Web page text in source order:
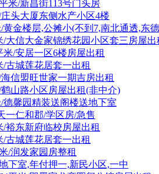
米/新昌街113号门头房
庄头大厦东侧水产小区4楼
/黄金楼层,公摊小(不到7,南北通透,东
/大信大金家锦绣花园小区套三房屋
米/安居一区6楼房屋出租
/古城莲花居套一出租
海信盟旺世家一期吉房出租
鹤山路小区房屋出租(非中介)
/德馨园精装送阁楼送地下室
一仁和郡/学区房/急售
/裕东新府临校房屋出租
/古城莲花居套一出租
/润发家园房整租
下室,年付押一,新民小区,一中